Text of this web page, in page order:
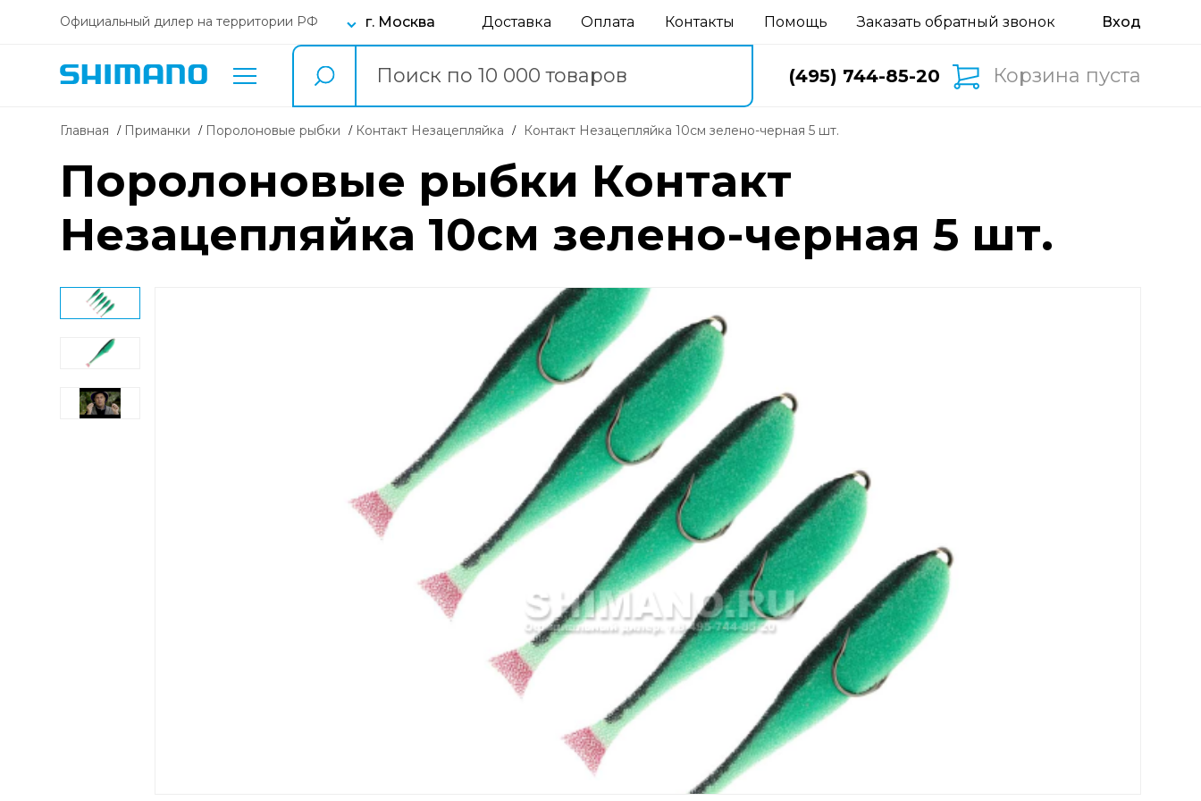
Официальный дилер на территории РФ г. Москва Доставка Оплата Контакты Помощь Заказать обратный звонок
(495) 744-85-20 Корзина пуста
Главная Приманки поролоновые рыбки Контакт Незацепляйка Контакт Незацепляйка 10см зелено-черная 5 шт.
Поролоновые рыбки Контакт
Незацепляйка 10см зелено-черная 5 шт.